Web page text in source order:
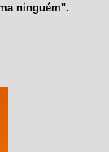
ninguém".